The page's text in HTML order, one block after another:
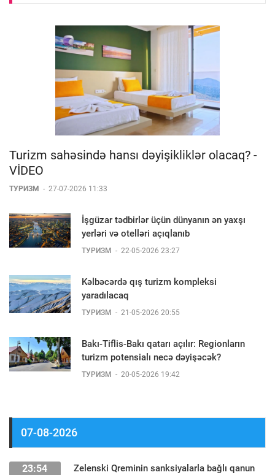
Turizm sahəsində hansı dəyişikliklər olacaq? -
VİDEO
ТУРИЗМ - 27-07-2026 11:33
İşgüzar tədbirlər üçün dünyanın ən yaxşı
yerləri və otelləri açıqlanıb
ТУРИЗМ - 22-05-2026 23:27
Kəlbəcərdə qış turizm kompleksi
yaradılacaq
ТУРИЗМ - 21-05-2026 20:55
Bakı-Tiflis-Bakı qatarı açılır: Regionların
turizm potensialı necə dəyişəcək?
ТУРИЗМ - 20-05-2026 19:42
07-08-2026
23:54
Zelenski Qreminin sanksiyalarla bağlı qanun